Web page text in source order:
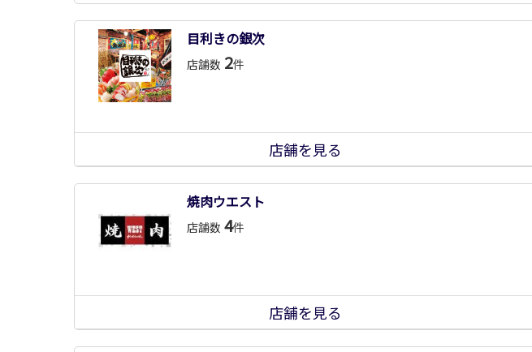
目利きの銀次
店舗数 2件
店舗を見る
焼肉ウエスト
店舗数 4件
店舗を見る